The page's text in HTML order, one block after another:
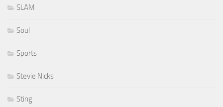
SLAM
Soul
Sports
Stevie Nicks
Sting